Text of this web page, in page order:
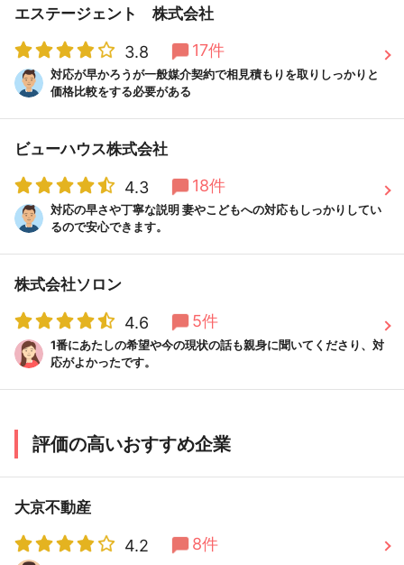
エステージェント 株式会社
3.8 17件
対応が早かろうが一般媒介契約で相見積もりを取りしっかりと
価格比較をする必要がある
ビューハウス株式会社
4.3 18件
対応の早さや丁寧な説明 妻やこどもへの対応もしっかりしてい
るので安心できます。
株式会社ソロン
4.6 5件
1番にあたしの希望や今の現状の話も親身に聞いてくださり、対
応がよかったです。
評価の高いおすすめ企業
大京不動産
4.2 8件